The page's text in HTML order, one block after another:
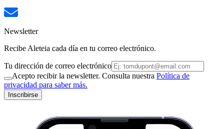
Newsletter
Recibe Aleteia cada día en tu correo electrónico.
Tu dirección de correo electrónico
Acepto recibir la newsletter. Consulta nuestra Política de
privacidad para saber más.
Inscribirse